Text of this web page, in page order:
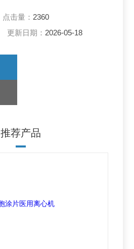
点击量： 2360
更新日期： 2026-05-18
推荐产品